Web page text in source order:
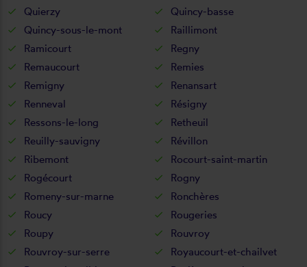
Quierzy
Quincy-basse
Quincy-sous-le-mont
Raillimont
Ramicourt
Regny
Remaucourt
Remies
Remigny
Renansart
Renneval
Résigny
Ressons-le-long
Retheuil
Reuilly-sauvigny
Révillon
Ribemont
Rocourt-saint-martin
Rogécourt
Rogny
Romeny-sur-marne
Ronchères
Roucy
Rougeries
Roupy
Rouvroy
Rouvroy-sur-serre
Royaucourt-et-chailvet